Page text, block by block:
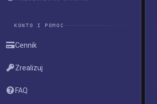
KONTO I POMOC
Cennik
Zrealizuj
FAQ